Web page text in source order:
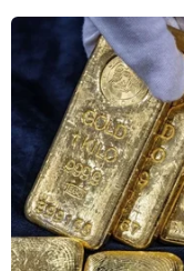
Khởi tố 2 đối
chống người
14/10/2021 04:13